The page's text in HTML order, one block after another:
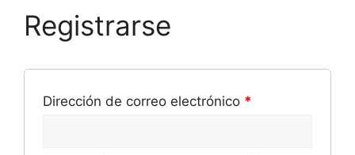
Registrarse
Dirección de correo electrónico *